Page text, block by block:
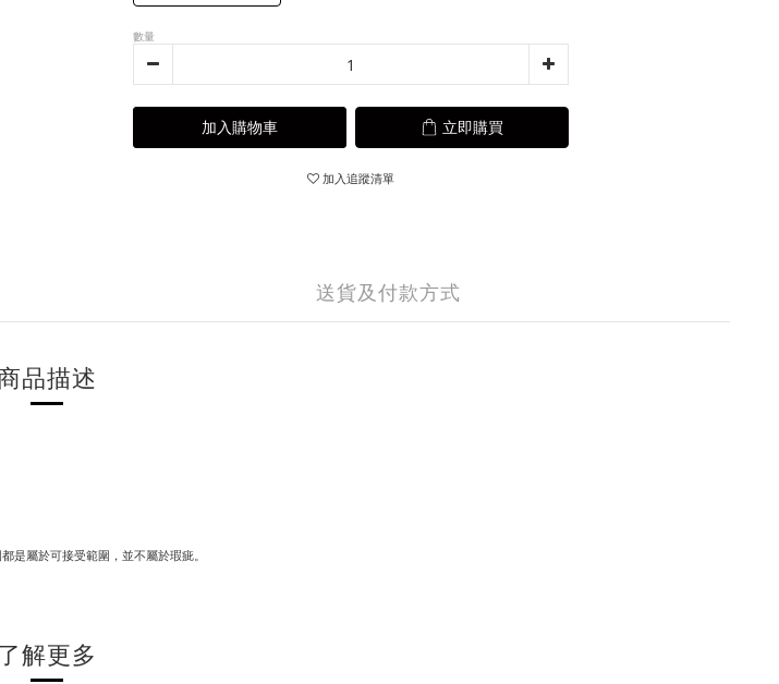
數量
加入購物車 立即購買
加入追蹤清單
送貨及付款方式
品描述
是屬於可接受範圍，並不屬於瑕疵。
了解更多